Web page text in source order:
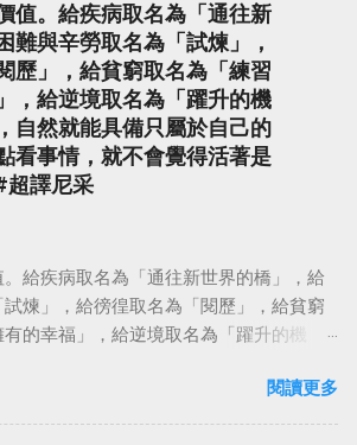
值。給疾病取名為「通往新
難與辛勞取名為「試煉」，
歷」，給貧窮取名為「練習
，給逆境取名為「躍升的機
自然就能具備只屬於自己的
看事情，就不會覺得活著是
超譯尼采
給疾病取名為「通往新世界的橋」，給
煉」，給徬徨取名為「閱歷」，給貧窮
的幸福」，給逆境取名為「躍升的機
得活著是一件沉重的事。#超譯尼采 — 中
(@chinese_quotes) May 23, 2023
閱讀更多